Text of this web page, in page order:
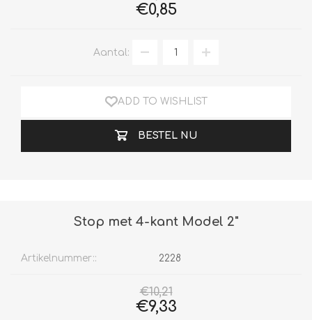
€0,85
Aantal:
ADD TO WISHLIST
BESTEL NU
Stop met 4-kant Model 2"
Artikelnummer:: 2228
€10,21
€9,33